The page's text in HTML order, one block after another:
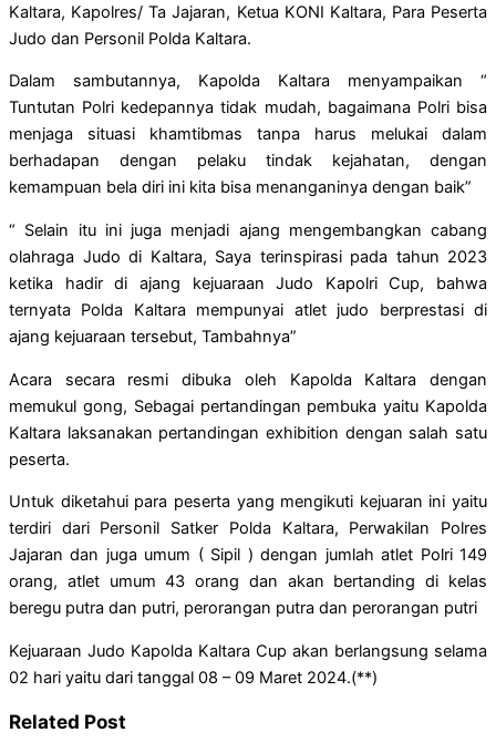
Kaltara, Kapolres/ Ta Jajaran, Ketua KONI Kaltara, Para Peserta
Judo dan Personil Polda Kaltara.
Dalam sambutannya, Kapolda Kaltara menyampaikan “
Tuntutan Polri kedepannya tidak mudah, bagaimana Polri bisa
menjaga situasi khamtibmas tanpa harus melukai dalam
berhadapan dengan pelaku tindak kejahatan, dengan
kemampuan bela diri ini kita bisa menanganinya dengan baik”
“ Selain itu ini juga menjadi ajang mengembangkan cabang
olahraga Judo di Kaltara, Saya terinspirasi pada tahun 2023
ketika hadir di ajang kejuaraan Judo Kapolri Cup, bahwa
ternyata Polda Kaltara mempunyai atlet judo berprestasi di
ajang kejuaraan tersebut, Tambahnya”
Acara secara resmi dibuka oleh Kapolda Kaltara dengan
memukul gong, Sebagai pertandingan pembuka yaitu Kapolda
Kaltara laksanakan pertandingan exhibition dengan salah satu
peserta.
Untuk diketahui para peserta yang mengikuti kejuaran ini yaitu
terdiri dari Personil Satker Polda Kaltara, Perwakilan Polres
Jajaran dan juga umum ( Sipil ) dengan jumlah atlet Polri 149
orang, atlet umum 43 orang dan akan bertanding di kelas
beregu putra dan putri, perorangan putra dan perorangan putri
Kejuaraan Judo Kapolda Kaltara Cup akan berlangsung selama
02 hari yaitu dari tanggal 08 – 09 Maret 2024.(**)
Related Post